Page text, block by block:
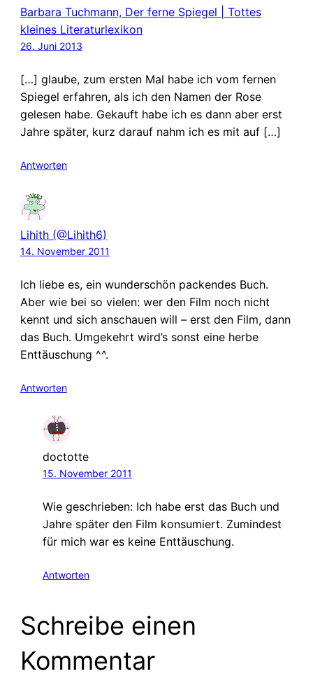
Barbara Tuchmann, Der ferne Spiegel | Tottes
kleines Literaturlexikon
26. Juni 2013
[…] glaube, zum ersten Mal habe ich vom fernen
Spiegel erfahren, als ich den Namen der Rose
gelesen habe. Gekauft habe ich es dann aber erst
Jahre später, kurz darauf nahm ich es mit auf […]
Antworten
Lihith (@Lihith6)
14. November 2011
Ich liebe es, ein wunderschön packendes Buch.
Aber wie bei so vielen: wer den Film noch nicht
kennt und sich anschauen will – erst den Film, dann
das Buch. Umgekehrt wird’s sonst eine herbe
Enttäuschung ^^.
Antworten
doctotte
15. November 2011
Wie geschrieben: Ich habe erst das Buch und
Jahre später den Film konsumiert. Zumindest
für mich war es keine Enttäuschung.
Antworten
Schreibe einen
Kommentar